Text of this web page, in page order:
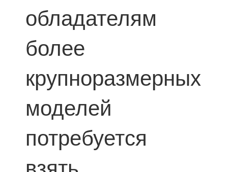
обладателям
более
крупноразмерных
моделей
потребуется